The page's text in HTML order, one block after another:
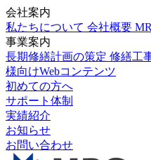
会社案内
私たちについて 会社概要
事業案内
長期修繕計画の策定 修繕工
様向けWebコンテンツ
初めての方へ
サポート体制
実績紹介
お知らせ
お問い合わせ